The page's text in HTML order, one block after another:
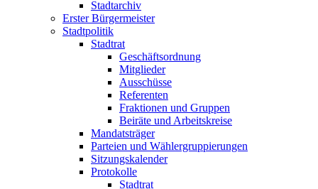
Stadtarchiv
Erster Bürgermeister
Stadtpolitik
Stadtrat
Geschäftsordnung
Mitglieder
Ausschüsse
Referenten
Fraktionen und Gruppen
Beiräte und Arbeitskreise
Mandatsträger
Parteien und Wählergruppierungen
Sitzungskalender
Protokolle
Stadtrat